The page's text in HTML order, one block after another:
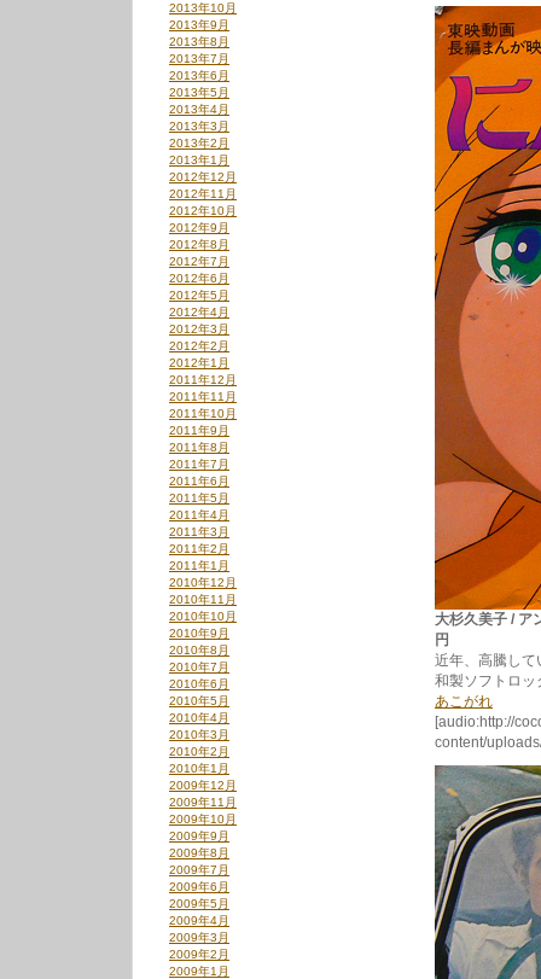
大杉久美子 / ア
円
近年、高騰して
和製ソフトロッ
あこがれ
[audio:http://
content/
2013年10月
2013年9月
2013年8月
2013年7月
2013年6月
2013年5月
2013年4月
2013年3月
2013年2月
2013年1月
2012年12月
2012年11月
2012年10月
2012年9月
2012年8月
2012年7月
2012年6月
2012年5月
2012年4月
2012年3月
2012年2月
2012年1月
2011年12月
2011年11月
2011年10月
2011年9月
2011年8月
2011年7月
2011年6月
2011年5月
2011年4月
2011年3月
2011年2月
2011年1月
2010年12月
2010年11月
2010年10月
2010年9月
2010年8月
2010年7月
2010年6月
2010年5月
2010年4月
2010年3月
2010年2月
2010年1月
2009年12月
2009年11月
2009年10月
2009年9月
2009年8月
2009年7月
2009年6月
2009年5月
2009年4月
2009年3月
2009年2月
2009年1月